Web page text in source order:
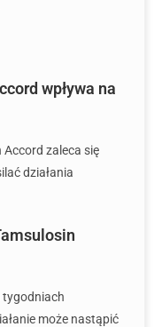
wpływa na
zaleca się
działania
tygodniach
może nastąpić